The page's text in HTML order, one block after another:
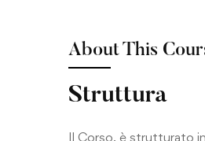
About This
Struttura
Il Corso, è strutturato